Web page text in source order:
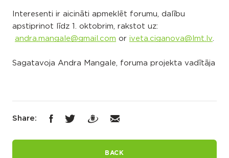
Interesenti ir aicināti apmeklēt forumu, dalību
apstiprinot līdz 1. oktobrim, rakstot uz:
andra.mangale@gmail.com or iveta.ciganova@lmt.lv.
Sagatavoja Andra Mangale, foruma projekta vadītāja
Share:
BACK